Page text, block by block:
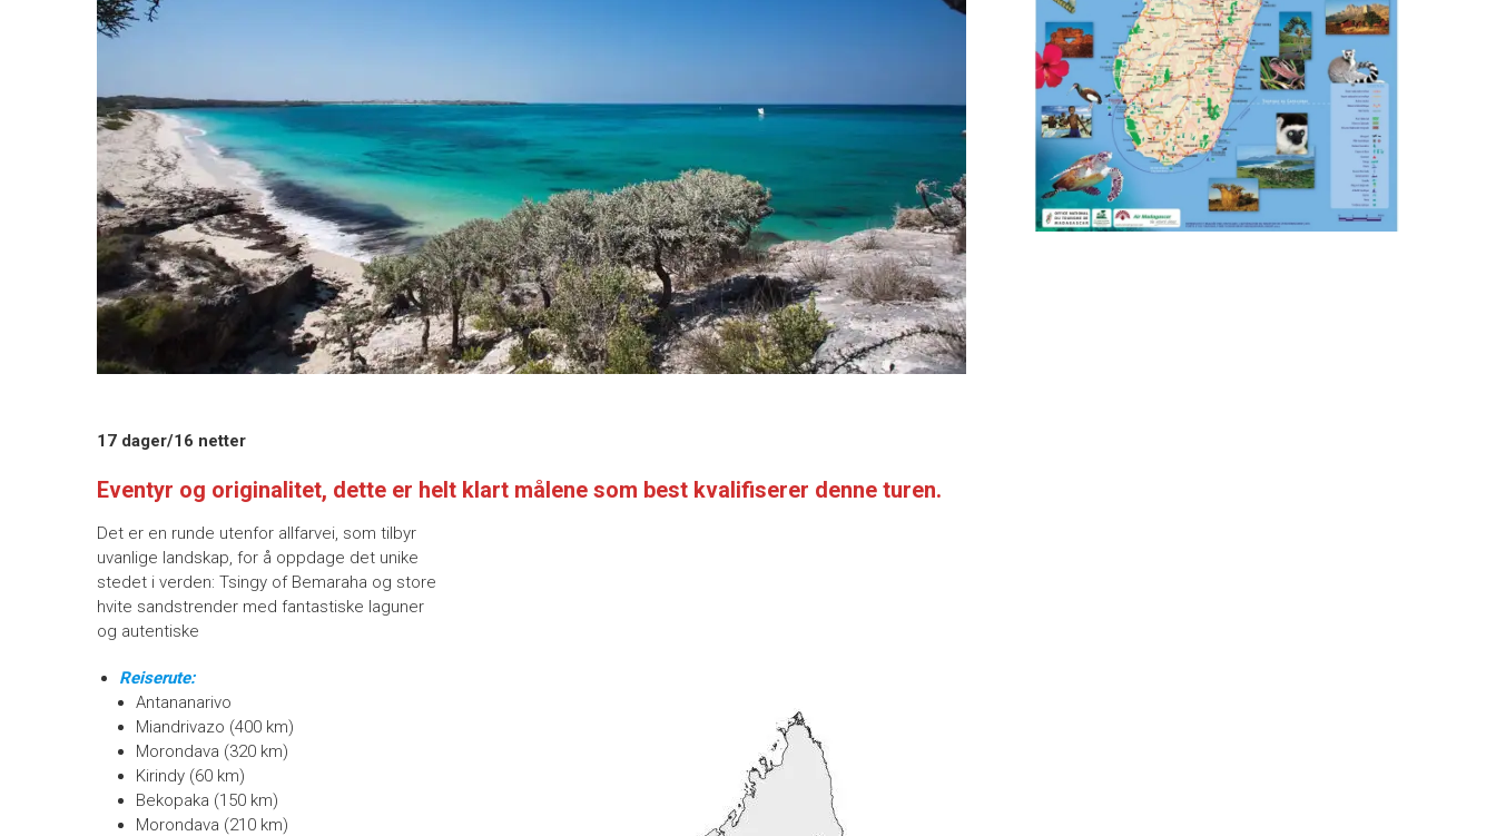
17 dager/16 netter
Eventyr og originalitet, dette er helt klart målene som best kvalifiserer denne turen.
Det er en runde utenfor allfarvei, som tilbyr
uvanlige landskap, for å oppdage det unike
stedet i verden: Tsingy of Bemaraha og store
hvite sandstrender med fantastiske laguner
og autentiske
Reiserute:
Antananarivo
Miandrivazo (400 km)
Morondava (320 km)
Kirindy (60 km)
Bekopaka (150 km)
Morondava (210 km)